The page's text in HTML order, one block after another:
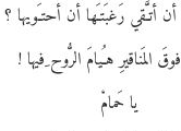
رَغبَتـَها أن أحتـَويها ؟
المَناقيرِ هـُيامَ الرُّوح ِفيها !
يا حَمامْ